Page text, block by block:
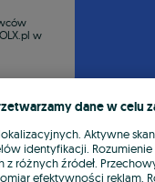
OLX.pl w
dane w celu
Aktywne
identyfikacji.
różnych źródeł.
efektywności reklam.